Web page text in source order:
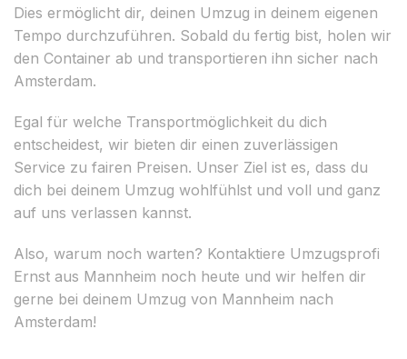
Dies ermöglicht dir, deinen Umzug in deinem eigenen
Tempo durchzuführen. Sobald du fertig bist, holen wir
den Container ab und transportieren ihn sicher nach
Amsterdam.
Egal für welche Transportmöglichkeit du dich
entscheidest, wir bieten dir einen zuverlässigen
Service zu fairen Preisen. Unser Ziel ist es, dass du
dich bei deinem Umzug wohlfühlst und voll und ganz
auf uns verlassen kannst.
Also, warum noch warten? Kontaktiere Umzugsprofi
Ernst aus Mannheim noch heute und wir helfen dir
gerne bei deinem Umzug von Mannheim nach
Amsterdam!